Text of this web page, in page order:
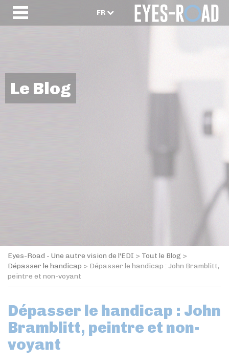
FR
Le Blog
Eyes-Road - Une autre vision de l'EDI > Tout le Blog >
Dépasser le handicap > Dépasser le handicap : John Bramblitt,
peintre et non-voyant
Dépasser le handicap : John
Bramblitt, peintre et non-
voyant